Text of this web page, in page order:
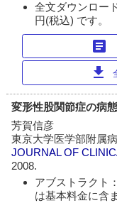
全文ダウンロー
円(税込) です。
article
download
変形性股関節症の病
芳賀信彦
東京大学医学部附属
JOURNAL OF
2008.
アブストラクト
は基本料金に含